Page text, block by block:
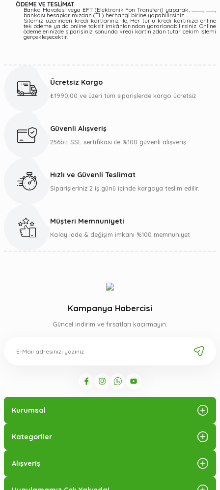
ÖDEME VE TESLİMAT
Banka Havalesi veya EFT (Elektronik Fon Transferi) yaparak, ............, .........,
bankası hesaplarımızdan (TL) herhangi birine yapabilirsiniz.
Sitemiz üzerinden kredi kartlarınız ile, Her türlü kredi kartınıza online
tek ödeme ya da online taksit imkânlarından yararlanabilirsiniz. Online
ödemelerinizde siparişiniz sonunda kredi kartınızdan tutar çekim işlemi
gerçekleşecektir.
Ücretsiz Kargo
₺1990,00 ve üzeri tüm siparişlerde kargo ücretsiz
Güvenli Alışveriş
256bit SSL sertifikası ile %100 güvenli alışveriş
Hızlı ve Güvenli Teslimat
Siparişleriniz 2 iş günü içinde kargoya teslim edilir.
Müşteri Memnuniyeti
Kolay iade & değişim imkanı %100 memnuniyet
Kampanya Habercisi
Güncel indirim ve fırsatları kaçırmayın.
Kurumsal
Kategoriler
Alışveriş